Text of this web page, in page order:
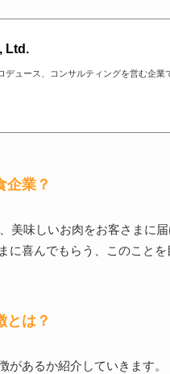
Ltd.
ュース、コンサルティングを営む企業
企業？
美味しいお肉をお客さまに
に喜んでもらう、このこと
とは？
があるか紹介していきます。